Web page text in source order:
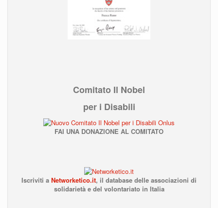
Comitato Il Nobel
per i Disabili
FAI UNA DONAZIONE AL COMITATO
Iscriviti a Networketico.it, il database delle associazioni di
solidarietà e del volontariato in Italia